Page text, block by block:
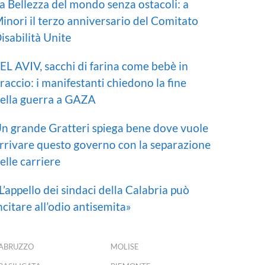
Bellezza del mondo senza ostacoli: a
il terzo anniversario del Comitato
Unite
AVIV, sacchi di farina come bebè in
i manifestanti chiedono la fine
guerra a GAZA
grande Gratteri spiega bene dove vuole
questo governo con la separazione
carriere
dei sindaci della Calabria può
all’odio antisemita»
MOLISE